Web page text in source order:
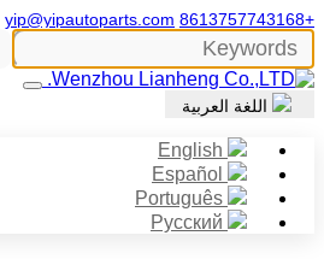
+8613757743168
yip@yipautoparts.com
اللغة العربية